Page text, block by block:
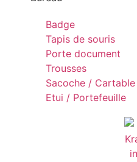
Badge
Tapis de souris
Porte document
Trousses
Sacoche / Cartable
Etui / Portefeuille